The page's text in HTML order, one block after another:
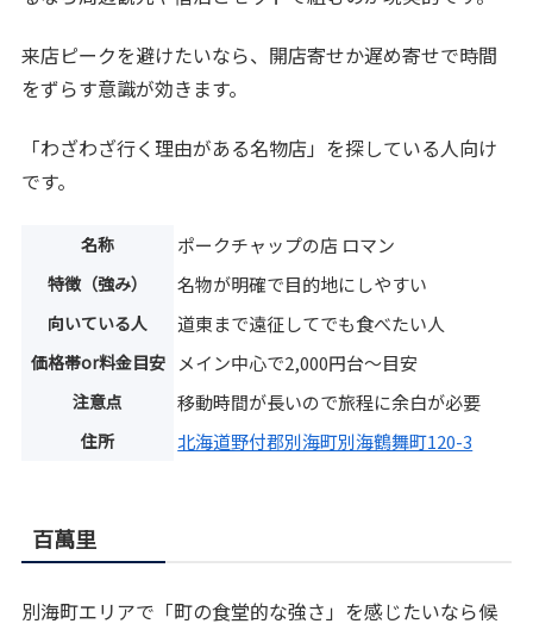
来店ピークを避けたいなら、開店寄せか遅め寄せで時間
をずらす意識が効きます。
「わざわざ行く理由がある名物店」を探している人向け
です。
名称 ポークチャップの店 ロマン
特徴（強み） 名物が明確で目的地にしやすい
向いている人 道東まで遠征してでも食べたい人
価格帯or料金目安 メイン中心で2,000円台～目安
注意点 移動時間が長いので旅程に余白が必要
住所 北海道野付郡別海町別海鶴舞町120-3
百萬里
別海町エリアで「町の食堂的な強さ」を感じたいなら候